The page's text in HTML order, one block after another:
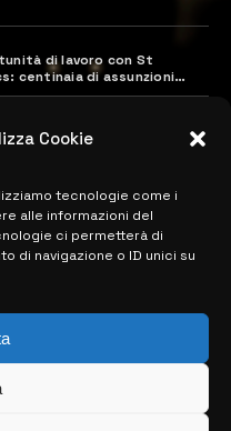
Cookie
tecnologie come i
alle informazioni del
ci permetterà di
di navigazione o ID unici su
di lavoro con St
centinaia di assunzioni